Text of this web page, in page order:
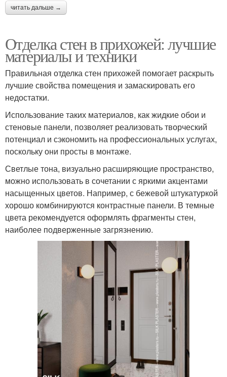
читать дальше →
Отделка стен в прихожей: лучшие
материалы и техники
Правильная отделка стен прихожей помогает раскрыть
лучшие свойства помещения и замаскировать его
недостатки.
Использование таких материалов, как жидкие обои и
стеновые панели, позволяет реализовать творческий
потенциал и сэкономить на профессиональных услугах,
поскольку они просты в монтаже.
Светлые тона, визуально расширяющие пространство,
можно использовать в сочетании с яркими акцентами
насыщенных цветов. Например, с бежевой штукатуркой
хорошо комбинируются контрастные панели. В темные
цвета рекомендуется оформлять фрагменты стен,
наиболее подверженные загрязнению.